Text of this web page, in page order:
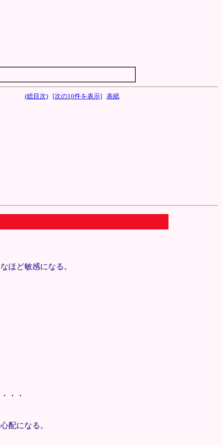
(総目次) [次の10件を表示] 表紙
ほど敏感になる。
・・
配になる。